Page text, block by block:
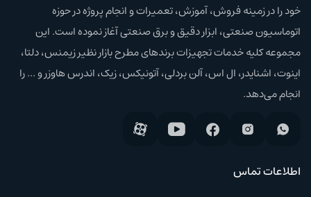
خود را در زمینه فروش، آموزش،‌ تعمیرات و انجام پروژه در حوزه
اتوماسیون صنعتی، ابزار دقیق و برق صنعتی آغاز نموده است. این
مجموعه کلیه خدمات تجهیزات برند‌های مطرح بازار نظیر زیمنس، دلتا،
اینوت، اشنایدر، ال اس، آلن بردلی، آتونیکس، زیک، اندرس هاوزر و ... را
انجام می‌دهد.
اطلاعات تماس